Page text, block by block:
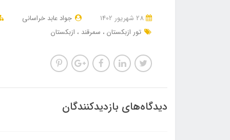
جواد عابد خراسانی
تور ازبکستان
سمرقند ازبکستان
دیدگاه‌های بازدیدکنندگان